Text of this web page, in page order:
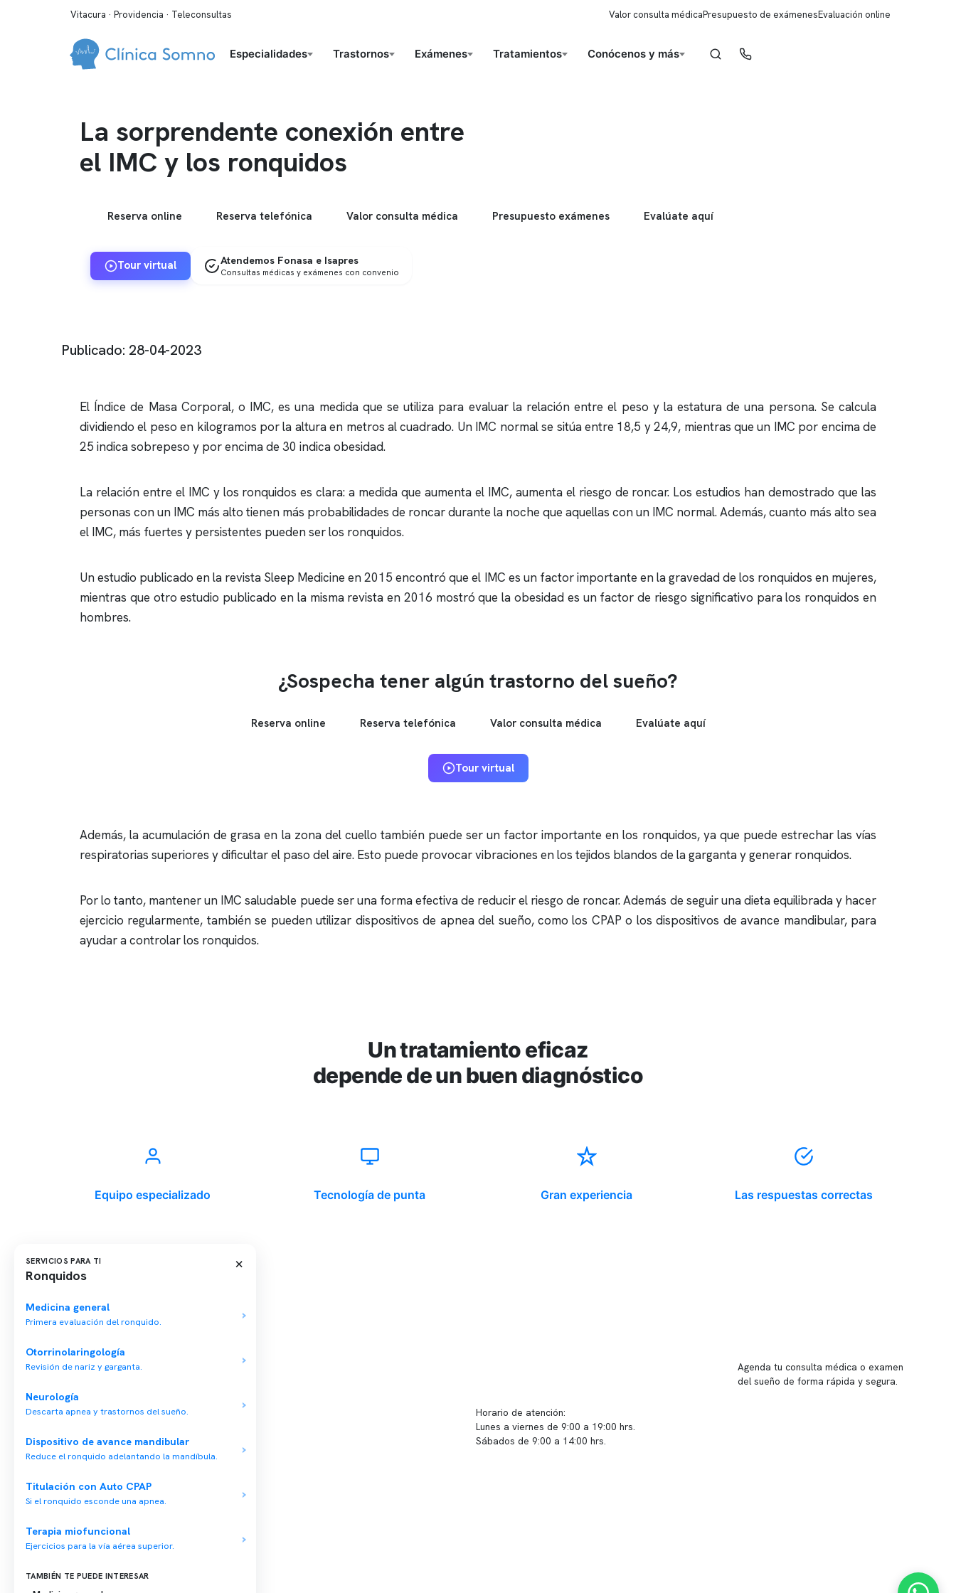
Vitacura · Providencia · Teleconsultas Valor consulta médicaPresupuesto de exámenesEvaluación online
Especialidades Trastornos Exámenes Tratamientos Conócenos y más
La sorprendente conexión entre
el IMC y los ronquidos
Reserva online Reserva telefónica Valor consulta médica Presupuesto exámenes Evalúate aquí
Tour virtual Atendemos Fonasa e Isapres
Consultas médicas y exámenes con convenio
Publicado: 28-04-2023
El Índice de Masa Corporal, o IMC, es una medida que se utiliza para evaluar la relación entre el peso y la estatura de una persona. Se calcula
dividiendo el peso en kilogramos por la altura en metros al cuadrado. Un IMC normal se sitúa entre 18,5 y 24,9, mientras que un IMC por encima de
25 indica sobrepeso y por encima de 30 indica obesidad.
La relación entre el IMC y los ronquidos es clara: a medida que aumenta el IMC, aumenta el riesgo de roncar. Los estudios han demostrado que las
personas con un IMC más alto tienen más probabilidades de roncardurante la noche que aquellas con un IMC normal. Además, cuanto más alto sea
el IMC, más fuertes y persistentes pueden ser los ronquidos.
Un estudio publicado en la revista Sleep Medicine en 2015 encontró que el IMC es un factor importante en la gravedad de los ronquidos en mujeres,
mientras que otro estudio publicado en la misma revista en 2016 mostró que la obesidad es un factor de riesgo significativo para los ronquidos en
hombres.
¿Sospecha tener algún trastorno del sueño?
Reserva online Reserva telefónica Valor consulta médica Evalúate aquí
Tour virtual
Además, la acumulación de grasa en la zona del cuello también puede ser un factor importante en los ronquidos, ya que puede estrechar las vías
respiratorias superiores y dificultar el paso del aire. Esto puede provocar vibraciones en los tejidos blandos de la garganta y generar ronquidos.
Por lo tanto, mantener un IMC saludable puede ser una forma efectiva de reducir el riesgo de roncar. Además de seguir una dieta equilibrada y hacer
ejercicio regularmente, también se pueden utilizar dispositivos de apnea del sueño, como los CPAP o los dispositivos de avance mandibular, para
ayudar a controlar los ronquidos.
Un tratamiento eficaz
depende de un buen diagnóstico
Equipo especializado Tecnología de punta Gran experiencia Las respuestas correctas
Última modificación: 28-04-2023
del sueño y un equipo multidisciplinario para
tu salud integral.
Horario de atención:
Lunes a viernes de 9:00 a 19:00 hrs.
Sábados de 9:00 a 14:00 hrs.
Agenda tu consulta médica o examen
del sueño de forma rápida y segura.
SERVICIOS PARA TI
Ronquidos
×
Medicina general
Primera evaluación del ronquido.
Otorrinolaringología
Revisión de nariz y garganta.
Neurología
Descarta apnea y trastornos del sueño.
Dispositivo de avance mandibular
Reduce el ronquido adelantando la mandíbula.
Titulación con Auto CPAP
Si el ronquido esconde una apnea.
Terapia miofuncional
Ejercicios para la vía aérea superior.
TAMBIÉN TE PUEDE INTERESAR